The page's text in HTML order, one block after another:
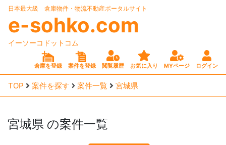
日本最大級 倉庫物件・物流不動産ポータルサイト
e-sohko.com
イーソーコドットコム
倉庫を登録 案件を登録 閲覧履歴 お気に入り MYページ ログイン
TOP 案件を探す 案件一覧 宮城県
宮城県 の案件一覧